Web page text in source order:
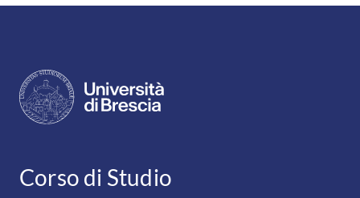
CONTATTI
Corso di Studio